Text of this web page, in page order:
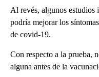
Al revés, algunos estudios
podría mejorar los
de covid-19.
Con respecto a la prueba,
alguna antes de la